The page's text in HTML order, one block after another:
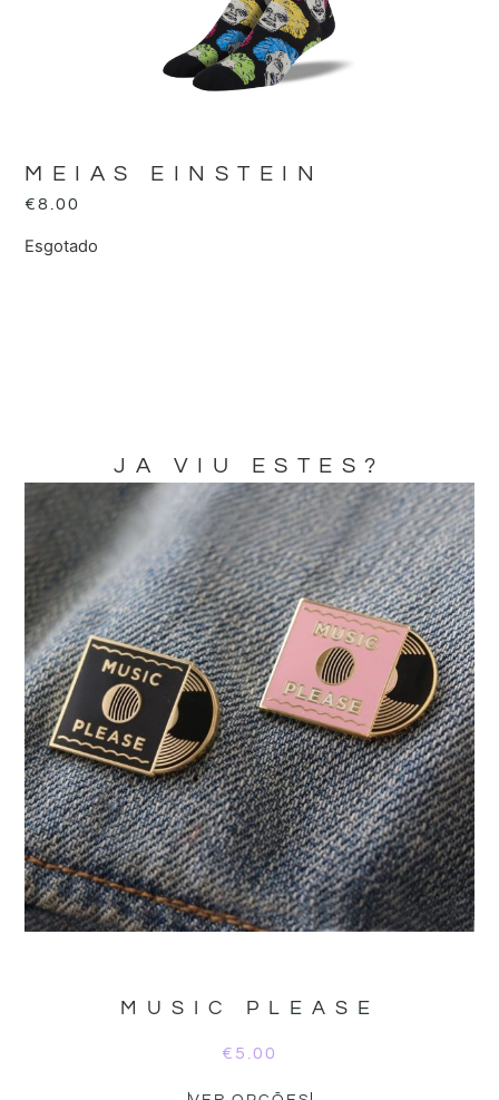
MEIAS EINSTEIN
€8.00
Esgotado
JA VIU ESTES?
MUSIC PLEASE
€ 5.00